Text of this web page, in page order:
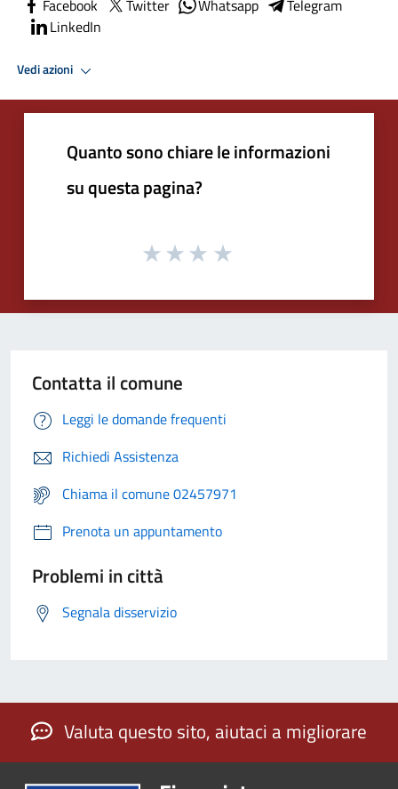
Facebook Twitter Whatsapp
Telegram
LinkedIn
Vedi azioni
Quanto sono chiare le informazioni
su questa pagina?
Contatta il comune
Leggi le domande frequenti
Richiedi Assistenza
Chiama il comune 02457971
Prenota un appuntamento
Problemi in città
Segnala disservizio
Valuta questo sito, aiutaci a migliorare